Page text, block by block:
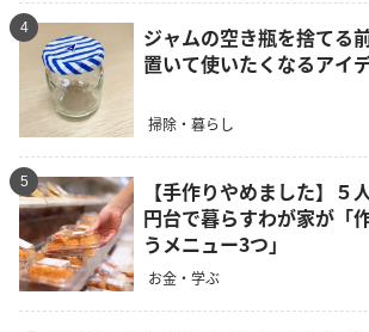
4
ジャムの空き瓶を捨てる
置いて使いたくなるアイデ
掃除・暮らし
5
【手作りやめました】５
円台で暮らすわが家が「
うメニュー3つ」
お金・学ぶ